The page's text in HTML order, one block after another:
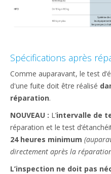
Spécifications après
Comme auparavant, le test
d'une fuite doit être réalisé
réparation.​
NOUVEAU : L’intervalle de
réparation et le test
24 heures minimum
directement après la
L’inspection ne doit pas